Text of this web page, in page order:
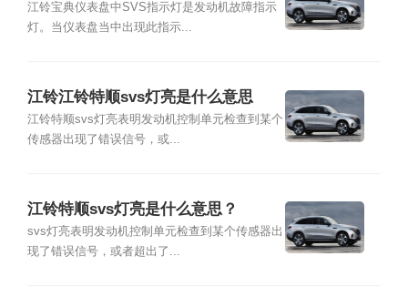
江铃宝典仪表盘中SVS指示灯是发动机故障指示
灯。当仪表盘当中出现此指示...
江铃江铃特顺svs灯亮是什么意思
江铃特顺svs灯亮表明发动机控制单元检查到某个
传感器出现了错误信号，或...
江铃特顺svs灯亮是什么意思？
svs灯亮表明发动机控制单元检查到某个传感器出
现了错误信号，或者超出了...